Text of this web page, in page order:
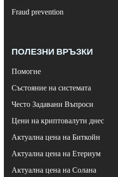
Fraud prevention
ПОЛЕЗНИ ВРЪЗКИ
Помогне
Състояние на системата
Често Задавани Въпроси
Цени на криптовалути днес
Актуална цена на Биткойн
Актуална цена на Етериум
Актуална цена на Солана